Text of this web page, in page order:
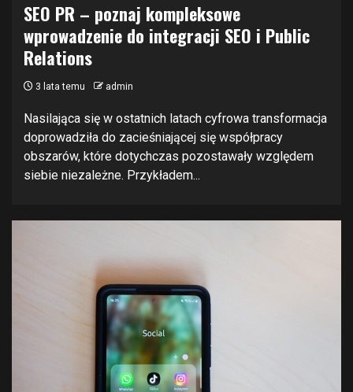
SEO PR – poznaj kompleksowe
wprowadzenie do integracji SEO i Public
Relations
3 lata temu admin
Nasilająca się w ostatnich latach cyfrowa transformacja
doprowadziła do zacieśniającej się współpracy
obszarów, które dotychczas pozostawały względem
siebie niezależne. Przykładem...